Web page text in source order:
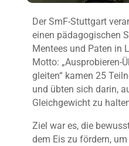
Der SmF-Stuttgart
einen pädagogischen
Mentees und Paten in
Motto: „Ausprobieren-
gleiten“ kamen 25
und übten sich darin,
Gleichgewicht zu
Ziel war es, die
dem Eis zu fördern,